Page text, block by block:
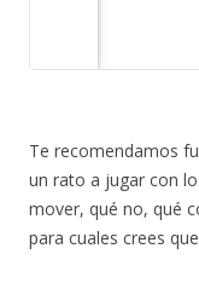
Te recomendamos
un rato a jugar con
mover, qué no, qué
para cuales crees